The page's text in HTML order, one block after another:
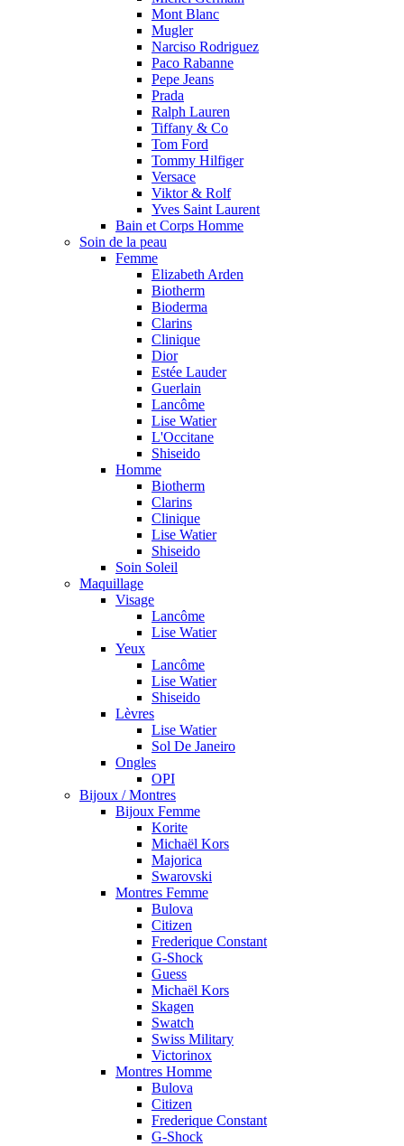
Mont Blanc
Mugler
Narciso Rodriguez
Paco Rabanne
Pepe Jeans
Prada
Ralph Lauren
Tiffany & Co
Tom Ford
Tommy Hilfiger
Versace
Viktor & Rolf
Yves Saint Laurent
Bain et Corps Homme
Soin de la peau
Femme
Elizabeth Arden
Biotherm
Bioderma
Clarins
Clinique
Dior
Estée Lauder
Guerlain
Lancôme
Lise Watier
L'Occitane
Shiseido
Homme
Biotherm
Clarins
Clinique
Lise Watier
Shiseido
Soin Soleil
Maquillage
Visage
Lancôme
Lise Watier
Yeux
Lancôme
Lise Watier
Shiseido
Lèvres
Lise Watier
Sol De Janeiro
Ongles
OPI
Bijoux / Montres
Bijoux Femme
Korite
Michaël Kors
Majorica
Swarovski
Montres Femme
Bulova
Citizen
Frederique Constant
G-Shock
Guess
Michaël Kors
Skagen
Swatch
Swiss Military
Victorinox
Montres Homme
Bulova
Citizen
Frederique Constant
G-Shock